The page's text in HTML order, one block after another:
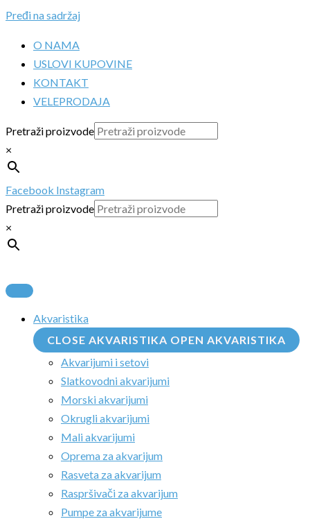
Pređi na sadržaj
O NAMA
USLOVI KUPOVINE
KONTAKT
VELEPRODAJA
Pretraži proizvode
×
Facebook Instagram
Pretraži proizvode
×
Akvaristika
CLOSE AKVARISTIKA OPEN AKVARISTIKA
Akvarijumi i setovi
Slatkovodni akvarijumi
Morski akvarijumi
Okrugli akvarijumi
Mali akvarijumi
Oprema za akvarijum
Rasveta za akvarijum
Raspršivači za akvarijum
Pumpe za akvarijume